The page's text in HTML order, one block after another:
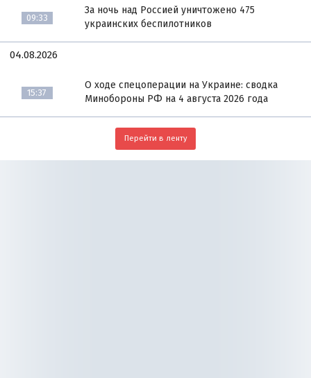
09:33
За ночь над Россией уничтожено 475
украинских беспилотников
04.08.2026
15:37
О ходе спецоперации на Украине: сводка
Минобороны РФ на 4 августа 2026 года
Перейти в ленту